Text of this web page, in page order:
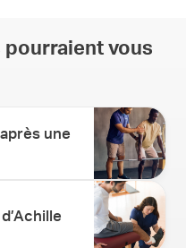
vous
une